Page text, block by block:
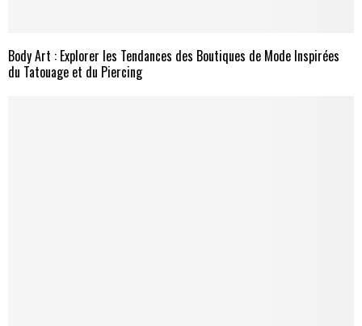
Body Art : Explorer les Tendances des Boutiques de Mode Inspirées
du Tatouage et du Piercing